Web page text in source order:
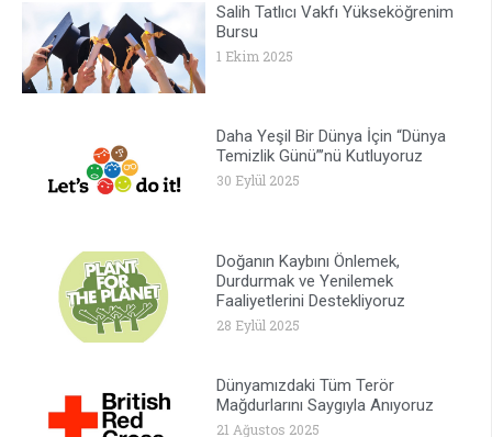
Salih Tatlıcı Vakfı Yükseköğrenim
Bursu
1 Ekim 2025
Daha Yeşil Bir Dünya İçin “Dünya
Temizlik Günü”’nü Kutluyoruz
30 Eylül 2025
Doğanın Kaybını Önlemek,
Durdurmak ve Yenilemek
Faaliyetlerini Destekliyoruz
28 Eylül 2025
Dünyamızdaki Tüm Terör
Mağdurlarını Saygıyla Anıyoruz
21 Ağustos 2025